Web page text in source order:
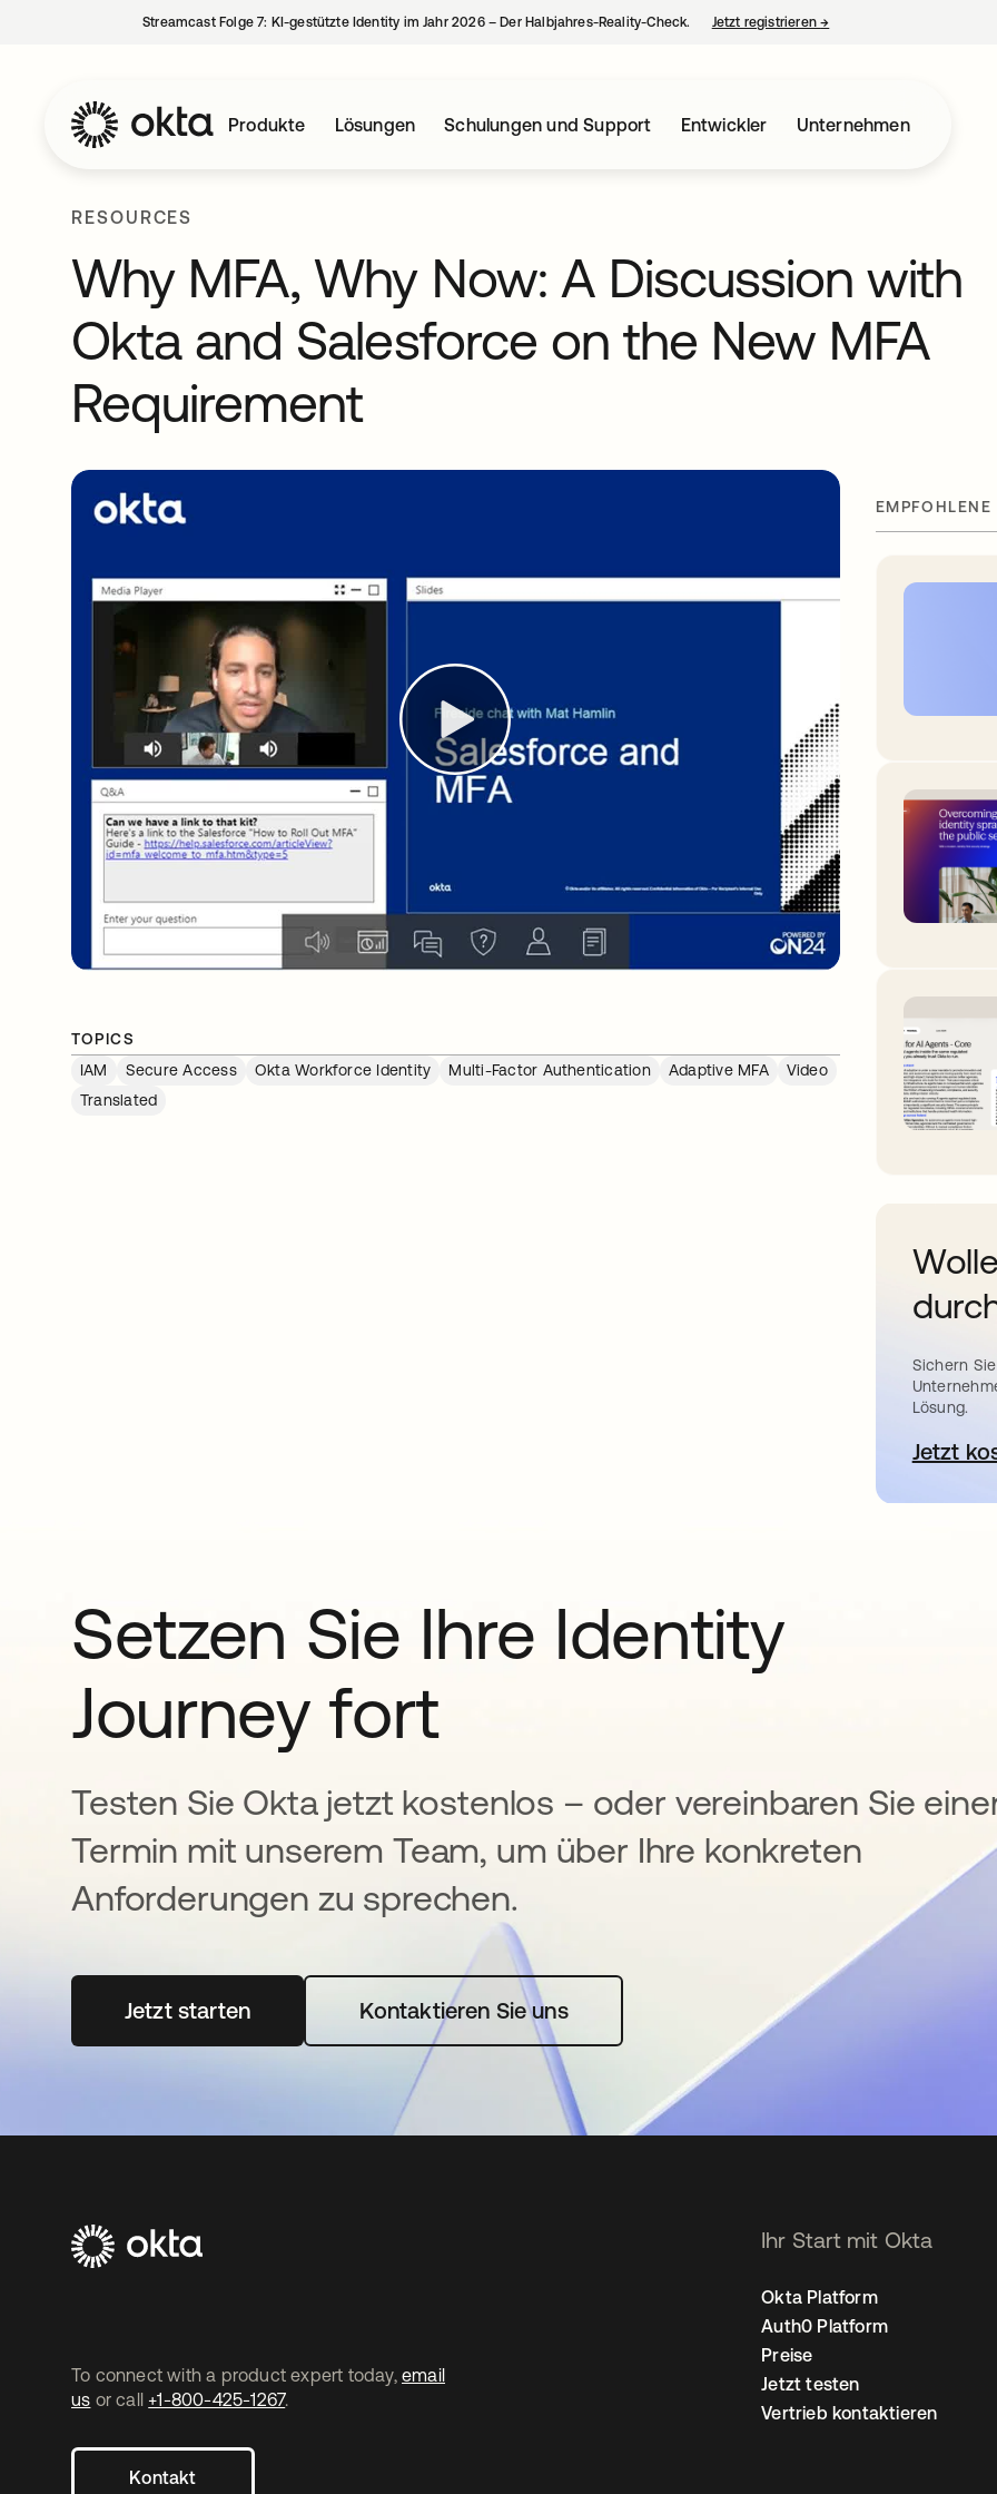
Streamcast Folge 7: KI-gestützte Identity im Jahr 2026 – Der Halbjahres-Reality-Check. Jetzt registrieren→
Produkte Lösungen Schulungen und Support Entwickler Unternehmen
RESOURCES
Why MFA, Why Now: A Discussion with
Okta and Salesforce on the New MFA
Requirement
TOPICS
IAM
Secure Access Okta Workforce Identity Multi-Factor Authentication Adaptive MFA
Video
Translated
Sichern
Lösung.
Jetzt
Setzen Sie Ihre Identity
Journey fort
Testen Sie Okta jetzt kostenlos – oder vereinbaren Sie
Termin mit unserem Team, um über Ihre konkreten
Anforderungen zu sprechen.
Jetzt startenwird in einer neuen Registerkarte geöffnet
Kontaktieren Sie uns
To connect with a product expert today, email
us or call +1-800-425-1267.
Kontakt
Ihr Start mit Okta
Okta Platform
Auth0 Platform
Preise
Jetzt testen
Vertrieb kontaktieren